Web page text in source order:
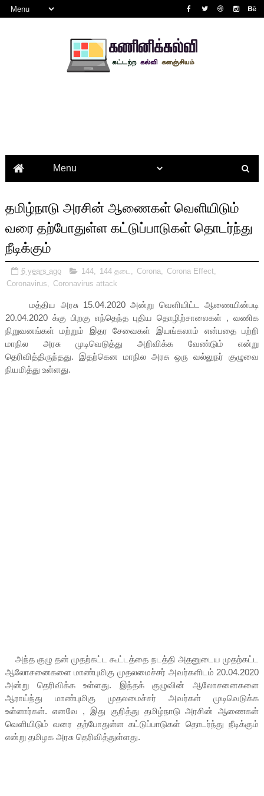
தமிழ்நாடு அரசின் ஆணைகள் வெளியிடும்
வரை தற்போதுள்ள கட்டுப்பாடுகள் தொடர்ந்து
நீடிக்கும்
6 years ago 144, 144 தடை Corona Corona Effect
Coronavirus
Coronavirus attack
மத்திய அரசு 15.04.2020 அன்று வெளியிட்ட ஆணையின்படி
20.04.2020 க்கு பிறகு எந்தெந்த புதிய தொழிற்சாலைகள் , வணிக
நிறுவனங்கள் மற்றும் இதர சேவைகள் இயங்கலாம் என்பதை பற்றி
மாநில அரசு முடிவெடுத்து அறிவிக்க வேண்டும் என்று
தெரிவித்திருந்தது. இதற்கென மாநில அரசு ஒரு வல்லுநர் குழுவை
நியமித்து உள்ளது.
அந்த குழு தன் முதற்கட்ட கூட்டத்தை நடத்தி அதனுடைய முதற்கட்ட
ஆலோசனைகளை மாண்புமிகு முதலமைச்சர் அவர்களிடம் 20.04.2020
அன்று தெரிவிக்க உள்ளது. இந்தக் குழுவின் ஆலோசனைகளை
ஆராய்ந்து மாண்புமிகு முதலமைச்சர் அவர்கள் முடிவெடுக்க
உள்ளார்கள். எனவே , இது குறித்து தமிழ்நாடு அரசின் ஆணைகள்
வெளியிடும் வரை தற்போதுள்ள கட்டுப்பாடுகள் தொடர்ந்து நீடிக்கும்
என்று தமிழக அரசு தெரிவித்துள்ளது.